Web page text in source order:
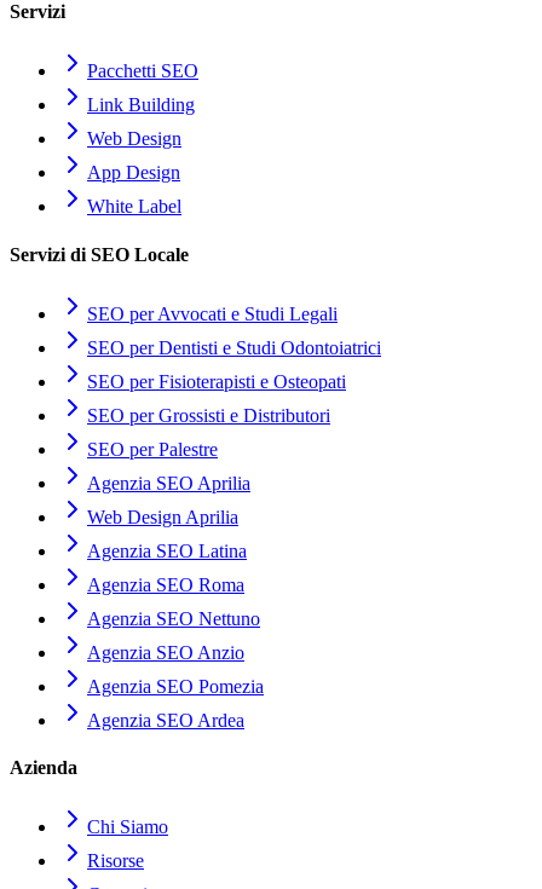
Servizi
Pacchetti SEO
Link Building
Web Design
App Design
White Label
Servizi di SEO Locale
SEO per Avvocati e Studi Legali
SEO per Dentisti e Studi Odontoiatrici
SEO per Fisioterapisti e Osteopati
SEO per Grossisti e Distributori
SEO per Palestre
Agenzia SEO Aprilia
Web Design Aprilia
Agenzia SEO Latina
Agenzia SEO Roma
Agenzia SEO Nettuno
Agenzia SEO Anzio
Agenzia SEO Pomezia
Agenzia SEO Ardea
Azienda
Chi Siamo
Risorse